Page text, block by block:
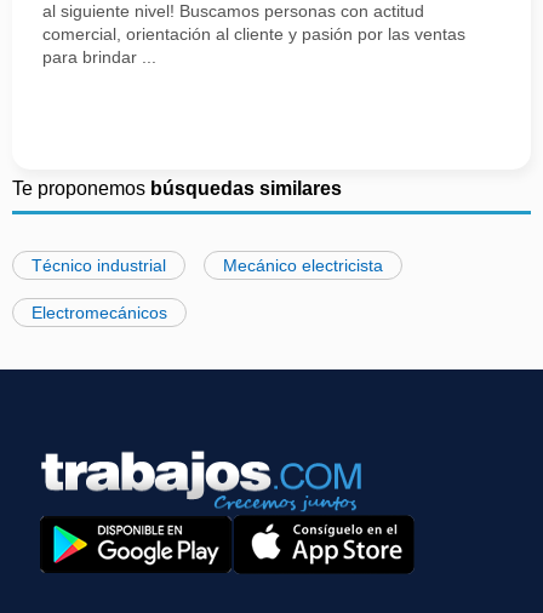
al siguiente nivel! Buscamos personas con actitud
comercial, orientación al cliente y pasión por las ventas
para brindar ...
Te proponemos búsquedas similares
Técnico industrial Mecánico electricista
Electromecánicos